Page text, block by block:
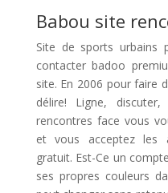
Babou site
Site de sports urbains
contacter badoo
site. En 2006 pour faire
délire! Ligne,
rencontres face vous
et vous acceptez les
gratuit. Est-Ce un
ses propres couleurs